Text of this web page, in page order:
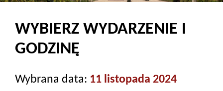
WYBIERZ WYDARZENIE I
GODZINĘ
Wybrana data: 11 listopada 2024